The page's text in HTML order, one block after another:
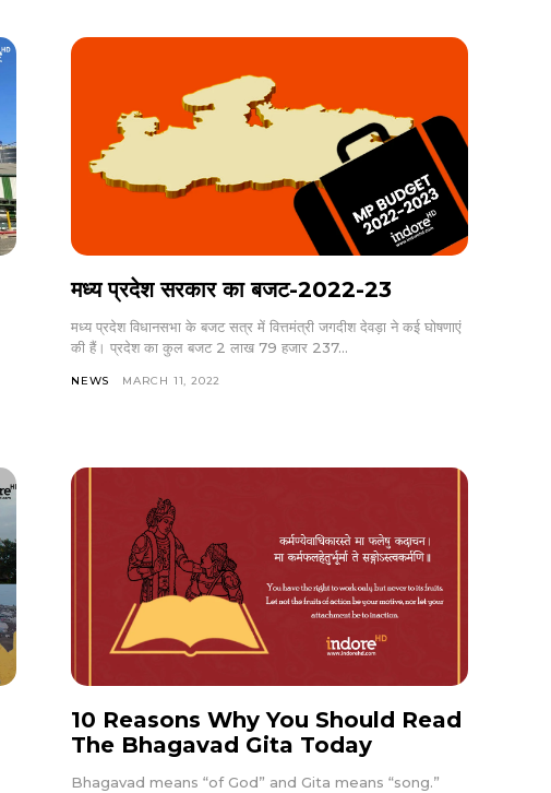
मध्य प्रदेश सरकार का बजट-2022-23
मध्य प्रदेश विधानसभा के बजट सत्र में वित्तमंत्री जगदीश देवड़ा ने कई घोषणाएं
की हैं। प्रदेश का कुल बजट 2 लाख 79 हजार 237...
NEWS MARCH 11, 2022
10 Reasons Why You Should Read
The Bhagavad Gita Today
Bhagavad means “of God” and Gita means “song.”